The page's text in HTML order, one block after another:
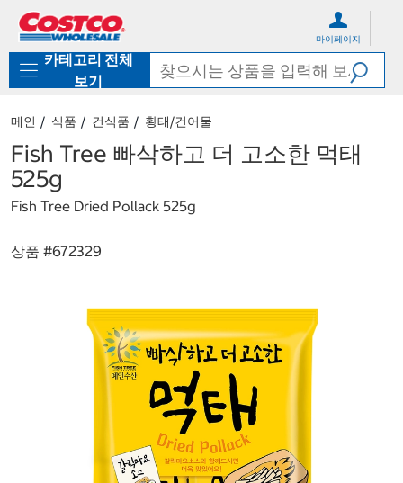
로
기
가
마이페이지
카테고리 전체
보기
메인 식품 건식품 황태/건어물
Fish Tree 빠삭하고 더 고소한 먹태
525g
Fish Tree Dried Pollack 525g
상품 #672329